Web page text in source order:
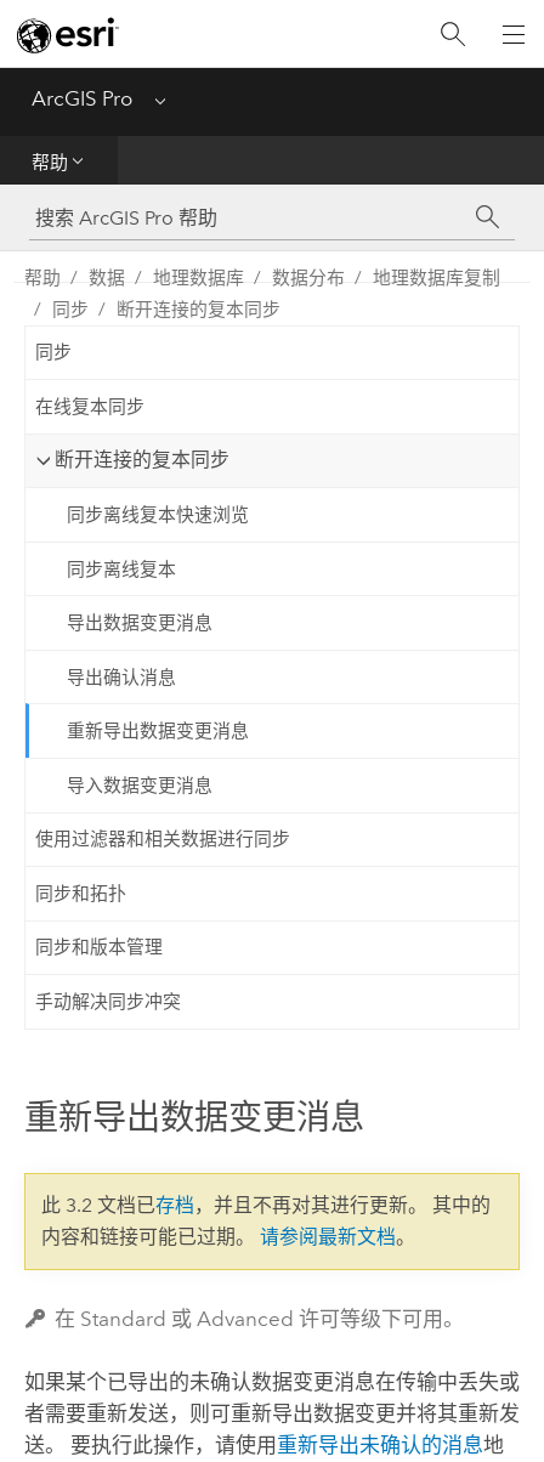
ArcGIS Pro Menu
帮助
工具参考
Python
SDK
帮助 数据 地理数据库 数据分布
地理数据库复制
同步
断开连接的复本同步
同步
在线复本同步
断开连接的复本同步
同步离线复本快速浏览
同步离线复本
导出数据变更消息
导出确认消息
重新导出数据变更消息
导入数据变更消息
使用过滤器和相关数据进行同步
同步和拓扑
同步和版本管理
手动解决同步冲突
重新导出数据变更消息
此 3.2 文档已存档，并且不再对其进行更新。 其中的
内容和链接可能已过期。 请参阅最新文档。
在 Standard 或 Advanced 许可等级下可用。
如果某个已导出的未确认数据变更消息在传输中丢失或
者需要重新发送，则可重新导出数据变更并将其重新发
送。 要执行此操作，请使用重新导出未确认的消息地